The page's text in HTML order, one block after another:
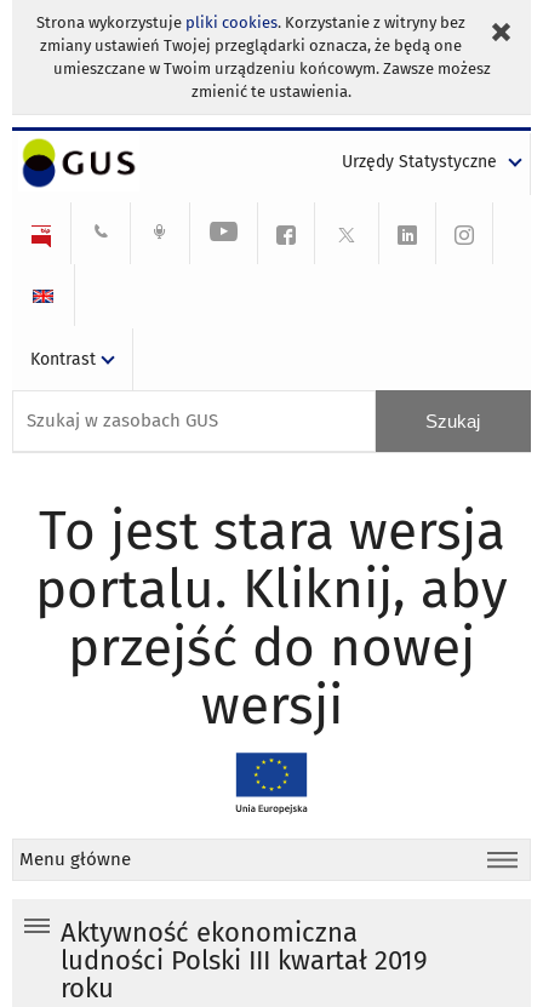
Strona wykorzystuje pliki cookies. Korzystanie z witryny bez
zmiany ustawień Twojej przeglądarki oznacza, że będą one
umieszczane w Twoim urządzeniu końcowym. Zawsze możesz
zmienić te ustawienia.
Urzędy Statystyczne
Kontrast
To jest stara wersja
portalu. Kliknij, aby
przejść do nowej
wersji
Menu główne
Aktywność ekonomiczna
ludności Polski III kwartał 2019
roku